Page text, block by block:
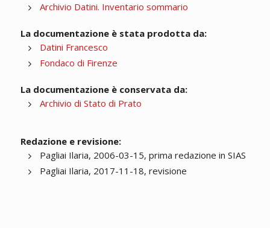
Archivio Datini. Inventario sommario
La documentazione è stata prodotta da:
Datini Francesco
Fondaco di Firenze
La documentazione è conservata da:
Archivio di Stato di Prato
Redazione e revisione:
Pagliai Ilaria, 2006-03-15, prima redazione in SIAS
Pagliai Ilaria, 2017-11-18, revisione